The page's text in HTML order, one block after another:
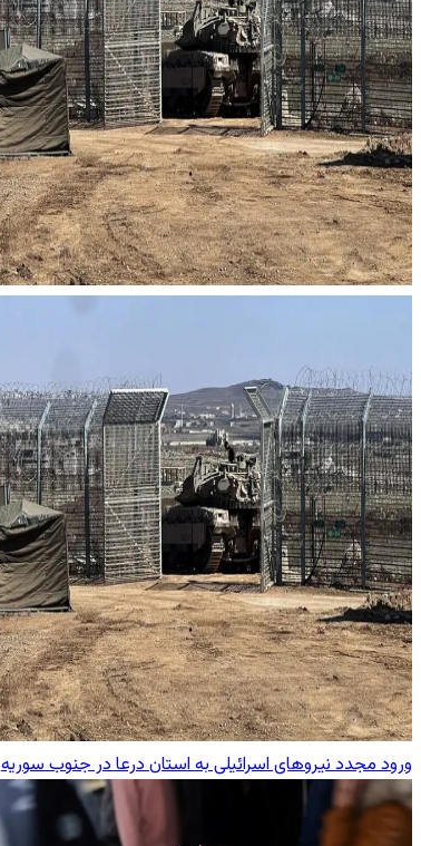
ورود مجدد نیروهای اسرائیلی به استان درعا در جنوب سوریه